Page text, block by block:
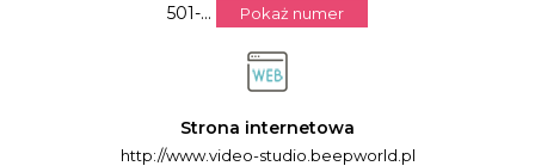
501-...
Pokaż numer
Strona internetowa
http://www.video-studio.beepworld.pl